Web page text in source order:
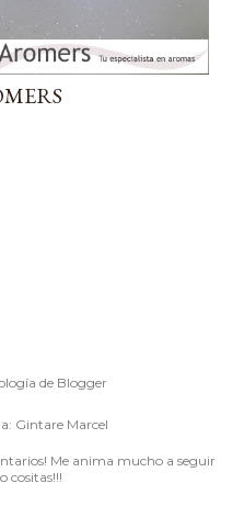
de Blogger
Gintare Marcel
Me anima mucho a seguir
cositas!!!